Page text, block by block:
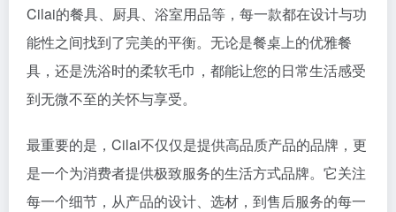
Cilai的餐具、厨具、浴室用品等，每一款都在设计与功
能性之间找到了完美的平衡。无论是餐桌上的优雅餐
具，还是洗浴时的柔软毛巾，都能让您的日常生活感受
到无微不至的关怀与享受。
最重要的是，Cilai不仅仅是提供高品质产品的品牌，更
是一个为消费者提供极致服务的生活方式品牌。它关注
每一个细节，从产品的设计、选材，到售后服务的每一